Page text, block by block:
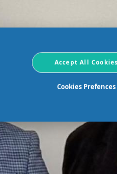
Accept All Cookies
Cookies Prefences